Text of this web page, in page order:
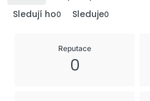
Sledují ho0 Sleduje0
Reputace
0